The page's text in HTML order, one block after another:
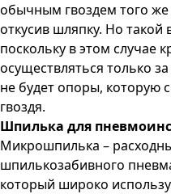
обычным гвоздем того
откусив шляпку. Но
поскольку в этом случае
осуществляться только
не будет опоры, которую
гвоздя.
Шпилька для
Микрошпилька –
шпилькозабивного
который широко